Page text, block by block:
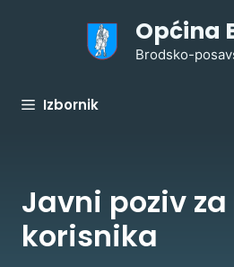
Općina
Brodsko-
Izbornik
Javni poziv
korisnika